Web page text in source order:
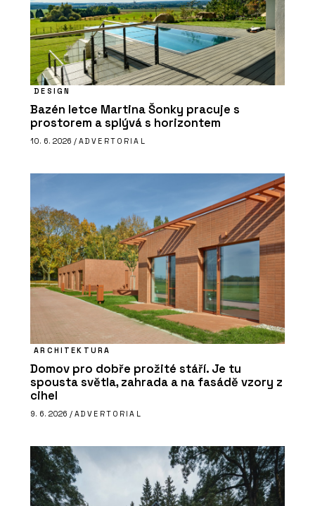
DESIGN
Bazén letce Martina Šonky pracuje s
prostorem a splývá s horizontem
10. 6. 2026 / ADVERTORIAL
ARCHITEKTURA
Domov pro dobře prožité stáří. Je tu
spousta světla, zahrada a na fasádě vzory z
cihel
9. 6. 2026 / ADVERTORIAL